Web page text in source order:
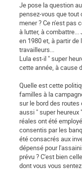
Je pose la question
pensez-vous que
mener ? Ce n'est pas
à lutter, à
en 1980 et, à partir
travailleurs...
Lula est-il " super
cette année, à cause
Quelle est cette
familles à la
sur le bord des routes
aussi " super heureux
réales ont été
consentis par les
été consacrés aux
dépensé pour
prévu ? C'est bien
dont vous vous